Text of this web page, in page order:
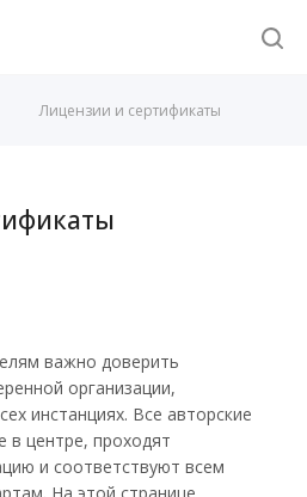
Лицензии и сертификаты
важно доверить
организации,
инстанциях. Все авторские
в центре, проходят
и соответствуют всем